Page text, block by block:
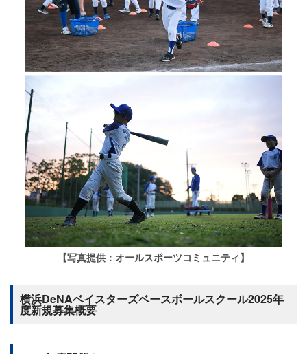
【写真提供：オールスポーツコミュニティ】
横浜DeNAベイスターズベースボールスクール2025年
度新規募集概要